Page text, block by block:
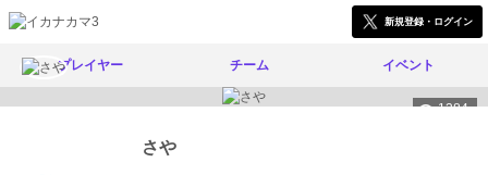
新規登録・ログイン
プレイヤー チーム イベント
1384
さや